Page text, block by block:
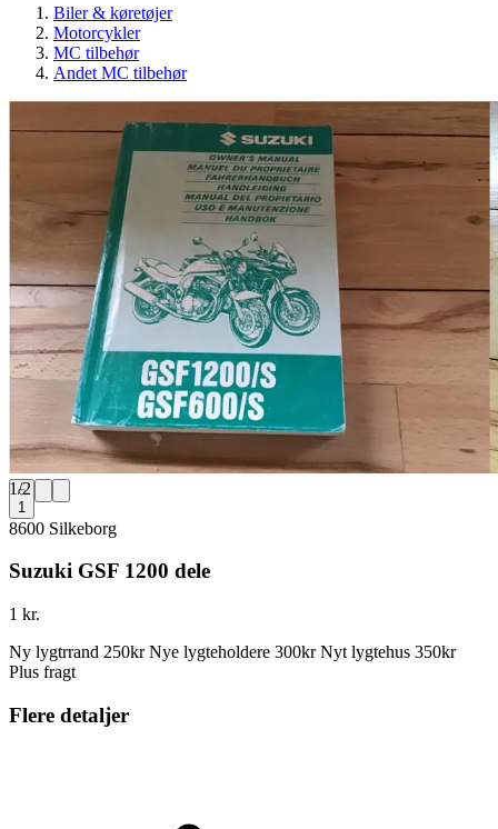
Biler & køretøjer
Motorcykler
MC tilbehør
Andet MC tilbehør
1/2
1
8600 Silkeborg
Suzuki GSF 1200 dele
1 kr.
Ny lygtrrand 250kr Nye lygteholdere 300kr Nyt lygtehus 350kr
Plus fragt
Flere detaljer